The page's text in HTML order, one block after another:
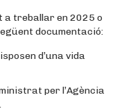
a treballar en 2025 o
documentació:
d’una vida
per l’Agència